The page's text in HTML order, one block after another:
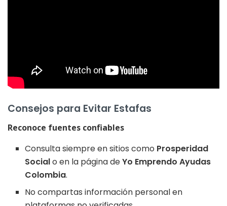
Consejos para Evitar Estafas
Reconoce fuentes confiables
Consulta siempre en sitios como Prosperidad
Socialo en la página deYo Emprendo Ayudas
Colombia.
No compartas información personal en